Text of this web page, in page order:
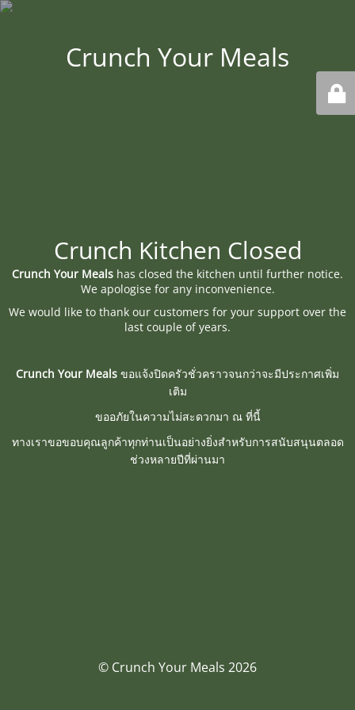
Crunch Your Meals
Crunch Kitchen Closed
Crunch Your Meals has closed the kitchen until further notice.
We apologise for any inconvenience.
We would like to thank our customers for your support over the
last couple of years.
Crunch Your Meals ขอแจ้งปิดครัวชั่วคราวจนกว่าจะมีประกาศเพิ่ม
เติม
ขออภัยในความไม่สะดวกมา ณ ที่นี้
ทางเราขอขอบคุณลูกค้าทุกท่านเป็นอย่างยิ่งสำหรับการสนับสนุนตลอด
ช่วงหลายปีที่ผ่านมา
© Crunch Your Meals 2026